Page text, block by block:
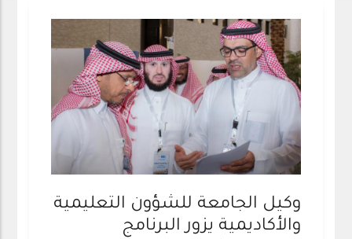
وكيل الجامعة للشؤون التعليمية
والأكاديمية يزور البرنامج